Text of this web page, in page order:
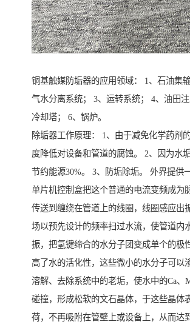
铜基触媒防垢器的应用领域： 1、石油集
气水分离系统； 3、运转系统； 4、油田注
冷却塔； 6、锅炉。
除垢器工作原理： 1、由于减免化学药剂
度降低对设备和管道的腐蚀。 2、因为水
节约能源30%。 3、防垢除垢。 外界提供
单片机控制盒把这个普通的电流变频成为
传送到缠绕在管道上的线圈，线圈感应出
场以预先设计的频率扫过水流，使管道内
振，把氢键缔合的水分子团变成单个的极
高了水的活化性，这些微小的水分子可以
溶解、去除系统中的老垢，使水中的Ca、
碰撞，形成松软的文石晶体，于这些晶体
荷，不再吸附在管壁上或设备上，从而达